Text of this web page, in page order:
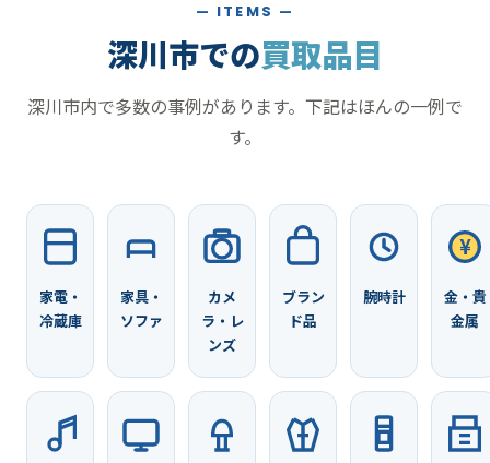
— ITEMS —
深川市での買取品目
深川市内で多数の事例があります。下記はほんの一例で
す。
家電・
冷蔵庫
家具・
ソファ
カメ
ラ・レ
ンズ
ブラン
ド品
腕時計
¥
金・貴
金属